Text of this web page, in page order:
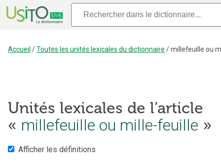
Accueil /Toutes les unités lexicales du dictionnaire /millefeuille ou
Unités lexicales de l’article
« millefeuille ou mille-feuille »
Afficher les définitions